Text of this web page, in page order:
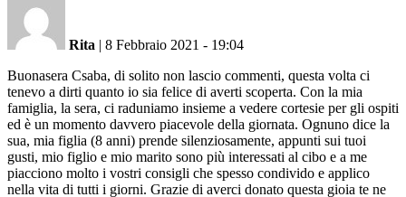
Rita | 8 Febbraio 2021 - 19:04
Buonasera Csaba, di solito non lascio commenti, questa volta ci
tenevo a dirti quanto io sia felice di averti scoperta. Con la mia
famiglia, la sera, ci raduniamo insieme a vedere cortesie per gli ospiti
ed è un momento davvero piacevole della giornata. Ognuno dice la
sua, mia figlia (8 anni) prende silenziosamente, appunti sui tuoi
gusti, mio figlio e mio marito sono più interessati al cibo e a me
piacciono molto i vostri consigli che spesso condivido e applico
nella vita di tutti i giorni. Grazie di averci donato questa gioia te ne